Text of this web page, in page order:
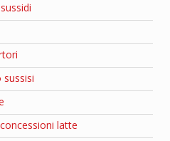
sussisi
latte